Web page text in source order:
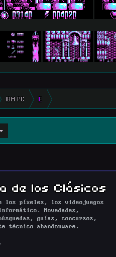
IBM PC E
de los Clásicos
los píxeles, los videojuegos
Novedades,
guías, concursos,
técnico abandonware.